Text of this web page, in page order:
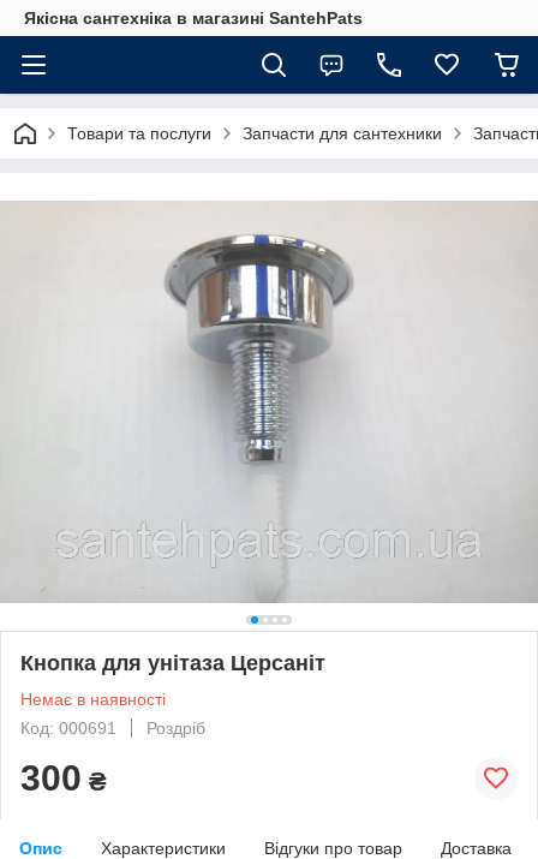
Якісна сантехніка в магазині SantehPats
Товари та послуги Запчасти для сантехники
Кнопка для унітаза Церсаніт
Немає в наявності
Код: 000691
Роздріб
300 ₴
Опис Характеристики Відгуки про товар Доставка